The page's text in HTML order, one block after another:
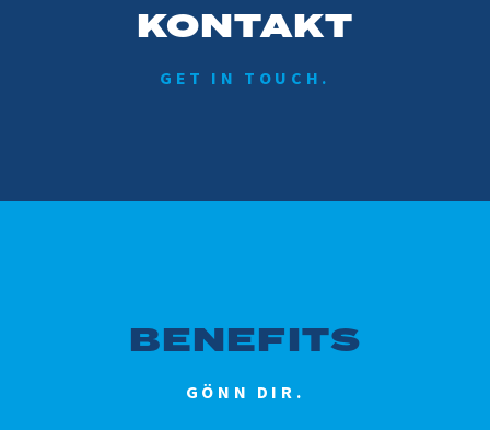
KONTAKT
GET IN TOUCH.
BENEFITS
GÖNN DIR.